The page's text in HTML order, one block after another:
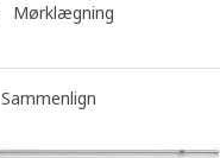
Mørklægning
Sammenlign